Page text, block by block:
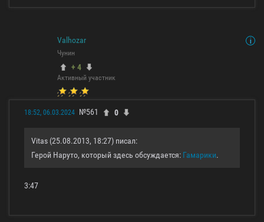
Valhozar
Чунин
+ 4
Активный участник
18:52, 06.03.2024 №561 0
Vitas (25.08.2013, 18:27) писал:
Герой Наруто, который здесь обсуждается: Гамарики.
3:47